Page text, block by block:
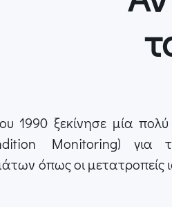
1990 ξεκίνησε μία
Monitoring)
όπως οι μετατροπείς